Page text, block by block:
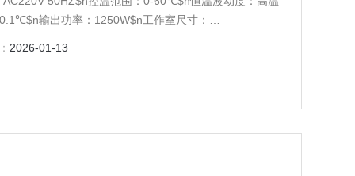
输出功率：1250W$n工作室尺寸：
2026-01-13